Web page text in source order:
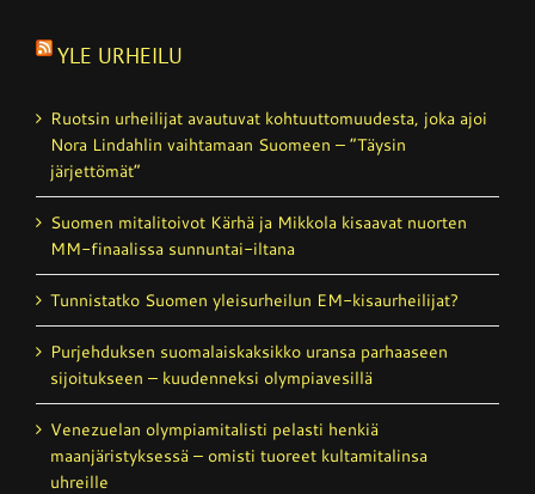
YLE URHEILU
Ruotsin urheilijat avautuvat kohtuutto­muudesta, joka ajoi
Nora Lindahlin vaihtamaan Suomeen – ”Täysin
järjettömät”
Suomen mitalitoivot Kärhä ja Mikkola kisaavat nuorten
MM-finaalissa sunnuntai-iltana
Tunnistatko Suomen yleisurheilun EM-kisaurheilijat?
Purjehduksen suomalais­kaksikko uransa parhaaseen
sijoitukseen – kuudenneksi olympiavesillä
Venezuelan olympiamitalisti pelasti henkiä
maanjäristyksessä – omisti tuoreet kultamitalinsa
uhreille